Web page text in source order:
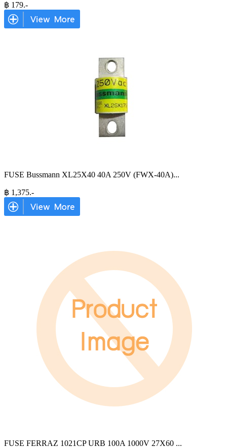
฿ 179.-
FUSE Bussmann XL25X40 40A 250V (FWX-40A)...
฿ 1,375.-
FUSE FERRAZ 1021CP URB 100A 1000V 27X60 ...